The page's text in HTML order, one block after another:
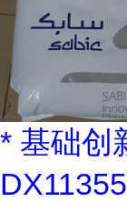
* 基础创